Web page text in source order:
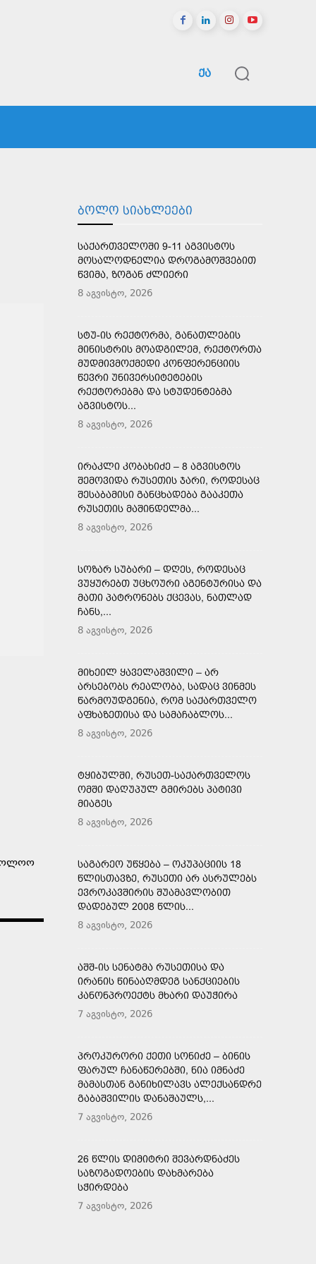
ᲥᲐ
ᲑᲝᲚᲝ ᲡᲘᲐᲮᲚᲔᲔᲑᲘ
ᲡᲐᲥᲐᲠᲗᲕᲔᲚᲝᲨᲘ 9-11 ᲐᲒᲕᲘᲡᲢᲝᲡ
ᲛᲝᲡᲐᲚᲝᲓᲜᲔᲚᲘᲐ ᲓᲠᲝᲒᲐᲛᲝᲨᲕᲔᲑᲘᲗ
ᲬᲕᲘᲛᲐ, ᲖᲝᲒᲐᲜ ᲫᲚᲘᲔᲠᲘ
8 აგვისტო, 2026
ᲡᲢᲣ-ᲘᲡ ᲠᲔᲥᲢᲝᲠᲛᲐ, ᲒᲐᲜᲐᲗᲚᲔᲑᲘᲡ
ᲛᲘᲜᲘᲡᲢᲠᲘᲡ ᲛᲝᲐᲓᲒᲘᲚᲔᲛ, ᲠᲔᲥᲢᲝᲠᲗᲐ
ᲛᲣᲓᲛᲘᲕᲛᲝᲥᲛᲔᲓᲘ ᲙᲝᲜᲤᲔᲠᲔᲜᲪᲘᲘᲡ
ᲬᲔᲕᲠᲘ ᲣᲜᲘᲕᲔᲠᲡᲘᲢᲔᲢᲔᲑᲘᲡ
ᲠᲔᲥᲢᲝᲠᲔᲑᲛᲐ ᲓᲐ ᲡᲢᲣᲓᲔᲜᲢᲔᲑᲛᲐ
ᲐᲒᲕᲘᲡᲢᲝᲡ...
8 აგვისტო, 2026
ᲘᲠᲐᲙᲚᲘ ᲙᲝᲑᲐᲮᲘᲫᲔ – 8 ᲐᲒᲕᲘᲡᲢᲝᲡ
ᲨᲔᲛᲝᲕᲘᲓᲐ ᲠᲣᲡᲔᲗᲘᲡ ᲯᲐᲠᲘ, ᲠᲝᲓᲔᲡᲐᲪ
ᲨᲔᲡᲐᲑᲐᲛᲘᲡᲘ ᲒᲐᲜᲪᲮᲐᲓᲔᲑᲐ ᲒᲐᲐᲙᲔᲗᲐ
ᲠᲣᲡᲔᲗᲘᲡ ᲛᲐᲨᲘᲜᲓᲔᲚᲛᲐ...
8 აგვისტო, 2026
ᲡᲝᲖᲐᲠ ᲡᲣᲑᲐᲠᲘ – ᲓᲦᲔᲡ, ᲠᲝᲓᲔᲡᲐᲪ
ᲕᲣᲧᲣᲠᲔᲑᲗ ᲣᲪᲮᲝᲣᲠᲘ ᲐᲒᲔᲜᲢᲣᲠᲘᲡᲐ ᲓᲐ
ᲛᲐᲗᲘ ᲞᲐᲢᲠᲝᲜᲔᲑᲡ ᲥᲪᲔᲕᲐᲡ, ᲜᲐᲗᲚᲐᲓ
ᲩᲐᲜᲡ,...
8 აგვისტო, 2026
ᲛᲘᲮᲔᲘᲚ ᲧᲐᲕᲔᲚᲐᲨᲕᲘᲚᲘ – ᲐᲠ
ᲐᲠᲡᲔᲑᲝᲑᲡ ᲠᲔᲐᲚᲝᲑᲐ, ᲡᲐᲓᲐᲪ ᲕᲘᲜᲛᲔᲡ
ᲬᲐᲠᲛᲝᲣᲓᲒᲔᲜᲘᲐ, ᲠᲝᲛ ᲡᲐᲥᲐᲠᲗᲕᲔᲚᲝ
ᲐᲤᲮᲐᲖᲔᲗᲘᲡᲐ ᲓᲐ ᲡᲐᲛᲐᲩᲐᲑᲚᲝᲡ...
8 აგვისტო, 2026
ᲢᲧᲘᲑᲣᲚᲨᲘ, ᲠᲣᲡᲔᲗ-ᲡᲐᲥᲐᲠᲗᲕᲔᲚᲝᲡ
ᲝᲛᲨᲘ ᲓᲐᲦᲣᲞᲣᲚ ᲒᲛᲘᲠᲔᲑᲡ ᲞᲐᲢᲘᲕᲘ
ᲛᲘᲐᲒᲔᲡ
8 აგვისტო, 2026
ᲡᲐᲒᲐᲠᲔᲝ ᲣᲬᲧᲔᲑᲐ – ᲝᲙᲣᲞᲐᲪᲘᲘᲡ 18
ᲬᲚᲘᲡᲗᲐᲕᲖᲔ, ᲠᲣᲡᲔᲗᲘ ᲐᲠ ᲐᲡᲠᲣᲚᲔᲑᲡ
ᲔᲕᲠᲝᲙᲐᲕᲨᲘᲠᲘᲡ ᲨᲣᲐᲛᲐᲕᲚᲝᲑᲘᲗ
ᲓᲐᲓᲔᲑᲣᲚ 2008 ᲬᲚᲘᲡ...
8 აგვისტო, 2026
ᲐᲨᲨ-ᲘᲡ ᲡᲔᲜᲐᲢᲛᲐ ᲠᲣᲡᲔᲗᲘᲡᲐ ᲓᲐ
ᲘᲠᲐᲜᲘᲡ ᲬᲘᲜᲐᲐᲦᲛᲓᲔᲒ ᲡᲐᲜᲥᲪᲘᲔᲑᲘᲡ
ᲙᲐᲜᲝᲜᲞᲠᲝᲔᲥᲢᲡ ᲛᲮᲐᲠᲘ ᲓᲐᲣᲭᲘᲠᲐ
7 აგვისტო, 2026
ᲞᲠᲝᲙᲣᲠᲝᲠᲘ ᲥᲔᲗᲘ ᲡᲝᲜᲘᲫᲔ – ᲑᲘᲜᲘᲡ
ᲤᲐᲠᲣᲚ ᲩᲐᲜᲐᲬᲔᲠᲔᲑᲨᲘ, ᲜᲘᲐ ᲘᲛᲜᲐᲫᲔ
ᲛᲐᲛᲐᲡᲗᲐᲜ ᲒᲐᲜᲘᲮᲘᲚᲐᲕᲡ ᲐᲚᲔᲥᲡᲐᲜᲓᲠᲔ
ᲒᲐᲑᲐᲨᲕᲘᲚᲘᲡ ᲓᲐᲜᲐᲨᲐᲣᲚᲡ,...
7 აგვისტო, 2026
26 ᲬᲚᲘᲡ ᲓᲘᲛᲘᲢᲠᲘ ᲨᲔᲕᲐᲠᲓᲜᲐᲫᲔᲡ
ᲡᲐᲖᲝᲒᲐᲓᲝᲔᲑᲘᲡ ᲓᲐᲮᲛᲐᲠᲔᲑᲐ
ᲡᲭᲘᲠᲓᲔᲑᲐ
7 აგვისტო, 2026